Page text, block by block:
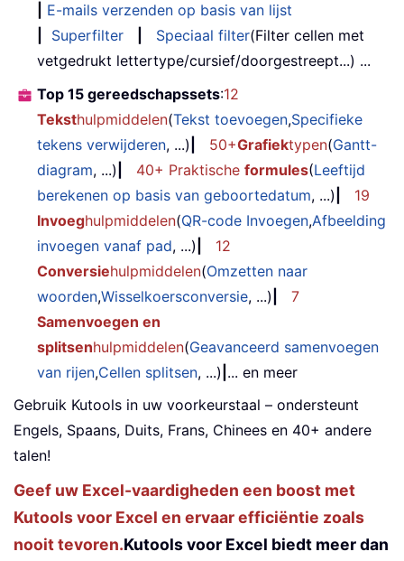
E-mails verzenden op basis van lijst
Superfilter Speciaal filter(Filter cellen met
vetgedrukt lettertype/cursief/doorgestreept...) ...
Top 15 gereedschapssets:12
Teksthulpmiddelen(Tekst toevoegen,Specifieke
tekens verwijderen, ...) 50+Grafiektypen(Gantt-
diagram, ...) 40+ Praktische formules(Leeftijd
berekenen op basis van geboortedatum, ...)
19
Invoeghulpmiddelen(QR-code Invoegen,Afbeelding
invoegen vanaf pad, ...)
12
Conversiehulpmiddelen(Omzetten naar
woorden,Wisselkoersconversie, ...)
7
Samenvoegen en
splitsenhulpmiddelen(Geavanceerd samenvoegen
van rijen,Cellen splitsen, ...) ... en meer
Gebruik Kutools in uw voorkeurstaal – ondersteunt
Engels, Spaans, Duits, Frans, Chinees en 40+ andere
talen!
Geef uw Excel-vaardigheden een boost met
Kutools voor Excel en ervaar efficiëntie zoals
nooit tevoren.Kutools voor Excel biedt meer dan